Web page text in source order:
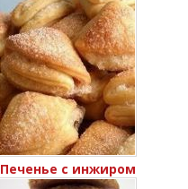
Печенье с инжиром